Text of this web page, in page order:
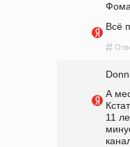
Всё
#
А
11